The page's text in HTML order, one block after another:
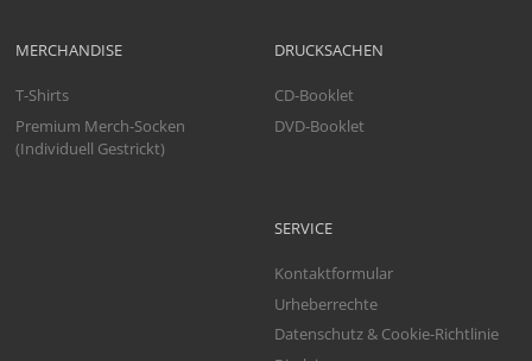
MERCHANDISE
T-Shirts
Premium Merch-Socken
(Individuell Gestrickt)
DRUCKSACHEN
CD-Booklet
DVD-Booklet
SERVICE
Kontaktformular
Urheberrechte
Datenschutz & Cookie-Richtlinie